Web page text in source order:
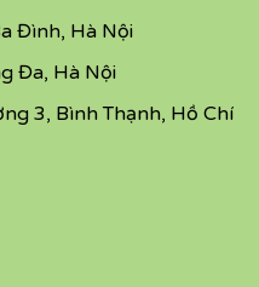
Đình, Hà Nội
Đa, Hà Nội
3, Bình Thạnh, Hồ Chí